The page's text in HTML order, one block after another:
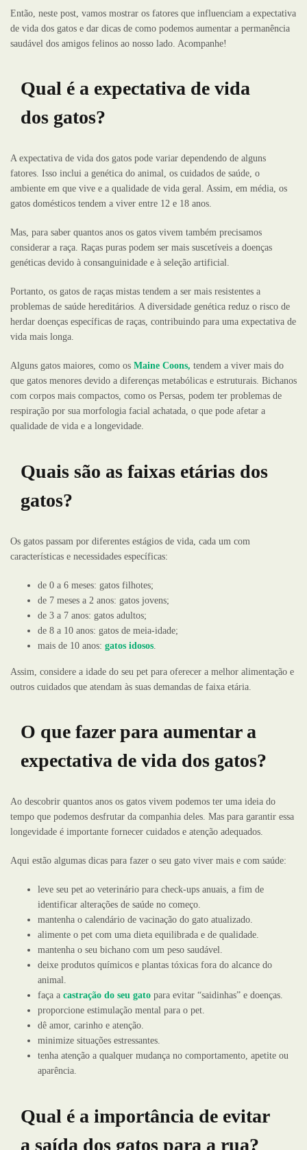
Então, neste post, vamos mostrar os fatores que influenciam a expectativa
de vida dos gatos e dar dicas de como podemos aumentar a permanência
saudável dos amigos felinos ao nosso lado. Acompanhe!
Qual é a expectativa de vida
dos gatos?
A expectativa de vida dos gatos pode variar dependendo de alguns
fatores. Isso inclui a genética do animal, os cuidados de saúde, o
ambiente em que vive e a qualidade de vida geral. Assim, em média, os
gatos domésticos tendem a viver entre 12 e 18 anos.
Mas, para saber quantos anos os gatos vivem também precisamos
considerar a raça. Raças puras podem ser mais suscetíveis a doenças
genéticas devido à consanguinidade e à seleção artificial.
Portanto, os gatos de raças mistas tendem a ser mais resistentes a
problemas de saúde hereditários. A diversidade genética reduz o risco de
herdar doenças específicas de raças, contribuindo para uma expectativa de
vida mais longa.
Alguns gatos maiores, como os Maine Coons, tendem a viver mais do
que gatos menores devido a diferenças metabólicas e estruturais. Bichanos
com corpos mais compactos, como os Persas, podem ter problemas de
respiração por sua morfologia facial achatada, o que pode afetar a
qualidade de vida e a longevidade.
Quais são as faixas etárias dos
gatos?
Os gatos passam por diferentes estágios de vida, cada um com
características e necessidades específicas:
de 0 a 6 meses: gatos filhotes;
de 7 meses a 2 anos: gatos jovens;
de 3 a 7 anos: gatos adultos;
de 8 a 10 anos: gatos de meia-idade;
mais de 10 anos: gatos idosos
Assim, considere a idade do seu pet para oferecer a melhor alimentação e
outros cuidados que atendam às suas demandas de faixa etária.
O que fazer para aumentar a
expectativa de vida dos gatos?
Ao descobrir quantos anos os gatos vivem podemos ter uma ideia do
tempo que podemos desfrutar da companhia deles. Mas para garantir essa
longevidade é importante fornecer cuidados e atenção adequados.
Aqui estão algumas dicas para fazer o seu gato viver mais e com saúde:
leve seu pet ao veterinário para check-ups anuais, a fim de
identificar alterações de saúde no começo.
mantenha o calendário de vacinação do gato atualizado.
alimente o pet com uma dieta equilibrada e de qualidade.
mantenha o seu bichano com um peso saudável.
deixe produtos químicos e plantas tóxicas fora do alcance do
animal.
faça a castração do seu gato para evitar “saidinhas” e doenças.
proporcione estimulação mental para o pet.
dê amor, carinho e atenção.
minimize situações estressantes.
tenha atenção a qualquer mudança no comportamento, apetite ou
aparência.
Qual é a importância de evitar
a saída dos gatos para a rua?